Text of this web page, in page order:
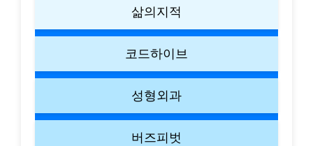
삶의지적
코드하이브
성형외과
버즈피벗